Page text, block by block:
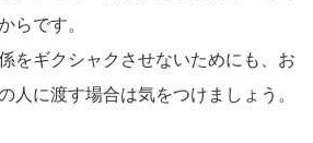
らです。
をギクシャクさせないためにも、お
人に渡す場合は気をつけましょう。